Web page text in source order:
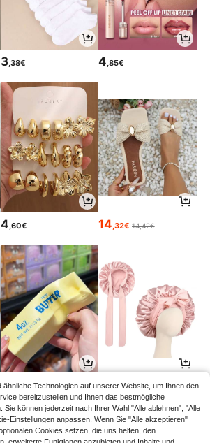
3,38€ 4,85€
4 ,60€ 14 ,32€ 14,42€
4,28€ 3,17€
Technologien auf unserer Website, um Ihnen den
bereitzustellen und Ihnen das bestmögliche
Sie können jederzeit nach Ihrer Wahl "Alle ablehnen", "Alle
Einstellungen anpassen. Wenn Sie "Alle akzeptieren"
Cookies setzen, die uns helfen, den